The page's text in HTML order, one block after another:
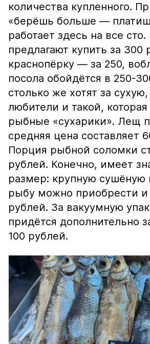
количества купленного.
«берёшь больше —
работает здесь на все
предлагают купить за 300
краснопёрку — за 250,
посола обойдётся в 250-
столько же хотят за
любители и такой,
рыбные «сухарики». Лещ
средняя цена составляет
Порция рыбной соломки
рублей. Конечно, имеет
размер: крупную сушёную
рыбу можно приобрести и
рублей. За вакуумную
придётся дополнительно
100 рублей.